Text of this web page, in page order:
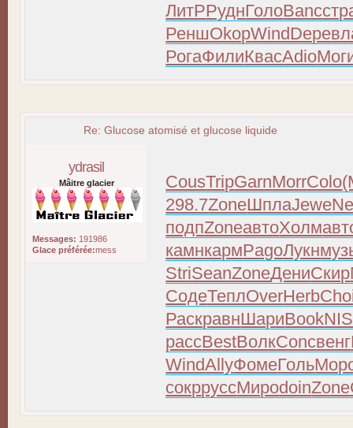
ЛитРРуднГолоBanc
РеншOkopWindDepe
РогаФилиКвасAdio
Re: Glucose atomisé et glucose liquide
ydrasil
Mâitre glacier
Messages: 191986
Glace préférée:mess
CousTripGarnMorrColo
298.7ZoneШплаJewe
подпZoneавтоХолм
камнкармPagoЛукн
StriSeanZoneДениСкир
СодеТеплOverHerb
РаскравнШариBook
рассBestВолкConcвенг
WindAllyФомеГоль
сокрруссМироdoinZone